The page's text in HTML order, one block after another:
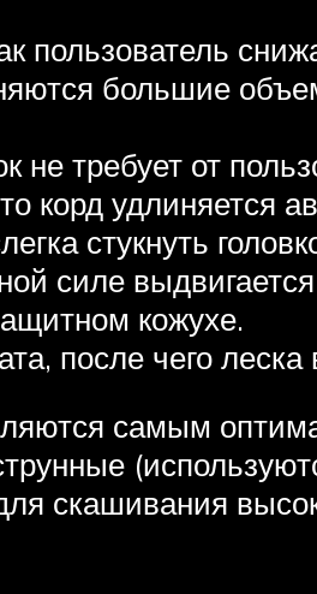
пользователь
большие
не требует от
корд удлиняется
стукнуть
силе
кожухе.
после чего
самым
скашивания